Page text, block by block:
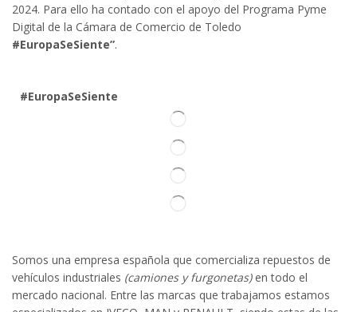
2024. Para ello ha contado con el apoyo del Programa Pyme
Digital de la Cámara de Comercio de Toledo
#EuropaSeSiente”.
#EuropaSeSiente
Somos una empresa española que comercializa repuestos de
vehículos industriales (camiones y furgonetas)en todo el
mercado nacional. Entre las marcas que trabajamos estamos